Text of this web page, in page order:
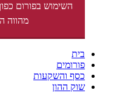
השימוש בפורום
מהווה
בית
פורומים
כסף והשקעות
שוק ההון